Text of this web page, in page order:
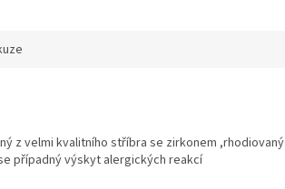
z velmi kvalitního stříbra se zirkonem ,rhodiovaný
případný výskyt alergických reakcí